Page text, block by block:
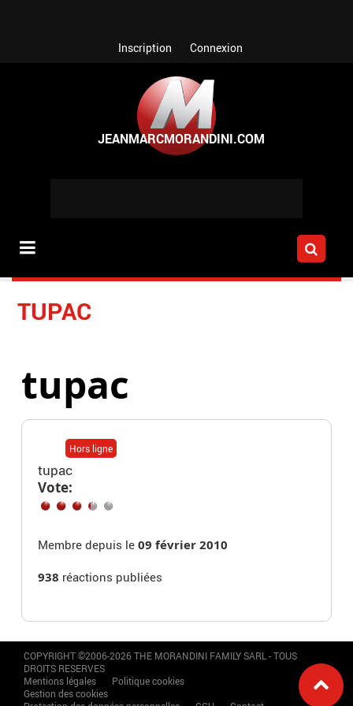
Inscription Connexion
TUPAC
tupac
Hors ligne
tupac
Vote:
Membre depuis le09 février 2010
938 réactions publiées
COPYRIGHT ©2006-2026 THE MORANDINI FAMILY SARL - TOUS
DROITS RESERVES
Mentions légales
Politique cookies
Gestion des cookies